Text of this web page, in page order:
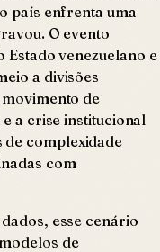
país enfrenta uma
O evento
Estado venezuelano e
a divisões
de
a crise institucional
de complexidade
com
esse cenário
de